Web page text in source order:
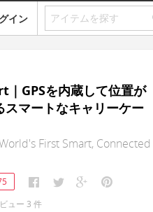
イン
GPSを内蔵して位置が
スマートなキャリーケー
First Smart, Connected
ュー 3 件